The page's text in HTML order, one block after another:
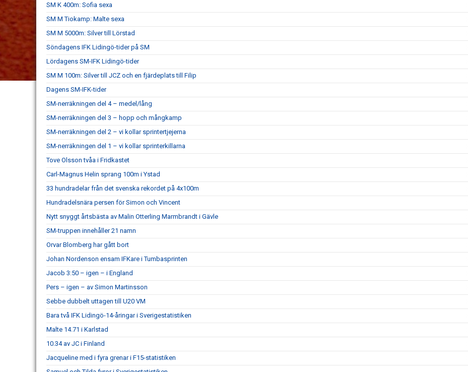
SM K 400m: Sofia sexa
SM M Tiokamp: Malte sexa
SM M 5000m: Silver till Lörstad
Söndagens IFK Lidingö-tider på SM
Lördagens SM-IFK Lidingö-tider
SM M 100m: Silver till JCZ och en fjärdeplats till Filip
Dagens SM-IFK-tider
SM-nerräkningen del 4 – medel/lång
SM-nerräkningen del 3 – hopp och mångkamp
SM-nerräkningen del 2 – vi kollar sprintertjejerna
SM-nerräkningen del 1 – vi kollar sprinterkillarna
Tove Olsson tvåa i Fridkastet
Carl-Magnus Helin sprang 100m i Ystad
33 hundradelar från det svenska rekordet på 4x100m
Hundradelsnära persen för Simon och Vincent
Nytt snyggt årtsbästa av Malin Otterling Marmbrandt i Gävle
SM-truppen innehåller 21 namn
Orvar Blomberg har gått bort
Johan Nordenson ensam IFKare i Tumbasprinten
Jacob 3:50 – igen – i England
Pers – igen – av Simon Martinsson
Sebbe dubbelt uttagen till U20 VM
Bara två IFK Lidingö-14-åringar i Sverigestatistiken
Malte 14.71 i Karlstad
10.34 av JC i Finland
Jacqueline med i fyra grenar i F15-statistiken